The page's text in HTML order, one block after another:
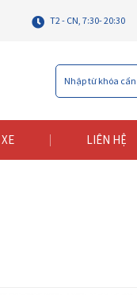
T2 - CN, 7:30- 20:30
LIÊN HỆ